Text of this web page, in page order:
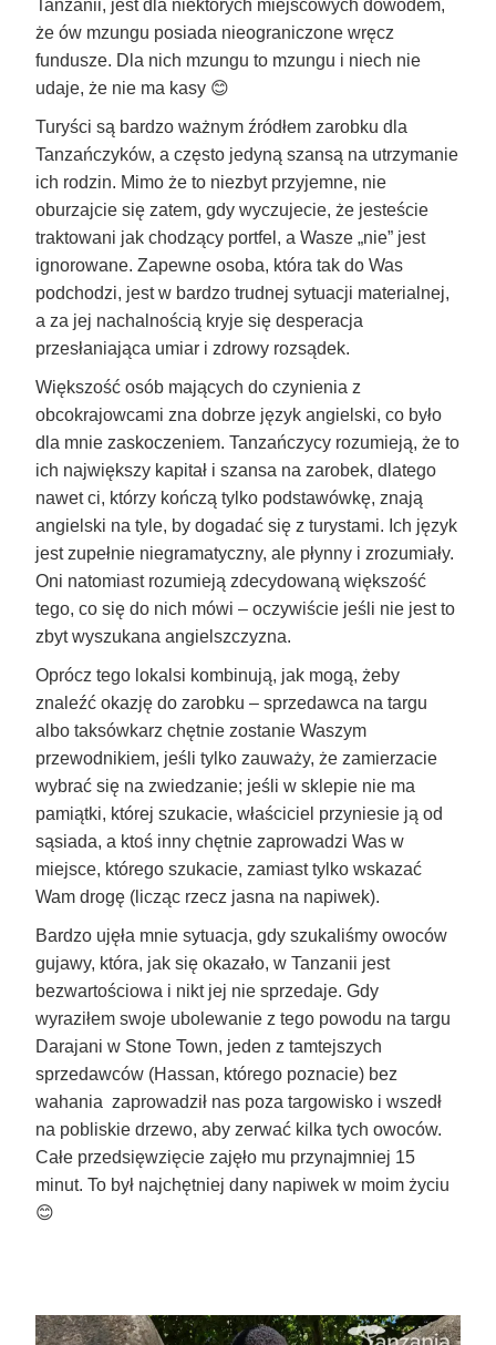
Tanzanii, jest dla niektórych miejscowych dowodem,
że ów mzungu posiada nieograniczone wręcz
fundusze. Dla nich mzungu to mzungu i niech nie
udaje, że nie ma kasy 😊
Turyści są bardzo ważnym źródłem zarobku dla
Tanzańczyków, a często jedyną szansą na utrzymanie
ich rodzin. Mimo że to niezbyt przyjemne, nie
oburzajcie się zatem, gdy wyczujecie, że jesteście
traktowani jak chodzący portfel, a Wasze „nie” jest
ignorowane. Zapewne osoba, która tak do Was
podchodzi, jest w bardzo trudnej sytuacji materialnej,
a za jej nachalnością kryje się desperacja
przesłaniająca umiar i zdrowy rozsądek.
Większość osób mających do czynienia z
obcokrajowcami zna dobrze język angielski, co było
dla mnie zaskoczeniem. Tanzańczycy rozumieją, że to
ich największy kapitał i szansa na zarobek, dlatego
nawet ci, którzy kończą tylko podstawówkę, znają
angielski na tyle, by dogadać się z turystami. Ich język
jest zupełnie niegramatyczny, ale płynny i zrozumiały.
Oni natomiast rozumieją zdecydowaną większość
tego, co się do nich mówi – oczywiście jeśli nie jest to
zbyt wyszukana angielszczyzna.
Oprócz tego lokalsi kombinują, jak mogą, żeby
znaleźć okazję do zarobku – sprzedawca na targu
albo taksówkarz chętnie zostanie Waszym
przewodnikiem, jeśli tylko zauważy, że zamierzacie
wybrać się na zwiedzanie; jeśli w sklepie nie ma
pamiątki, której szukacie, właściciel przyniesie ją od
sąsiada, a ktoś inny chętnie zaprowadzi Was w
miejsce, którego szukacie, zamiast tylko wskazać
Wam drogę (licząc rzecz jasna na napiwek).
Bardzo ujęła mnie sytuacja, gdy szukaliśmy owoców
gujawy, która, jak się okazało, w Tanzanii jest
bezwartościowa i nikt jej nie sprzedaje. Gdy
wyraziłem swoje ubolewanie z tego powodu na targu
Darajani w Stone Town, jeden z tamtejszych
sprzedawców (Hassan, którego poznacie) bez
wahania zaprowadził nas poza targowisko i wszedł
na pobliskie drzewo, aby zerwać kilka tych owoców.
Całe przedsięwzięcie zajęło mu przynajmniej 15
minut. To był najchętniej dany napiwek w moim życiu
😊